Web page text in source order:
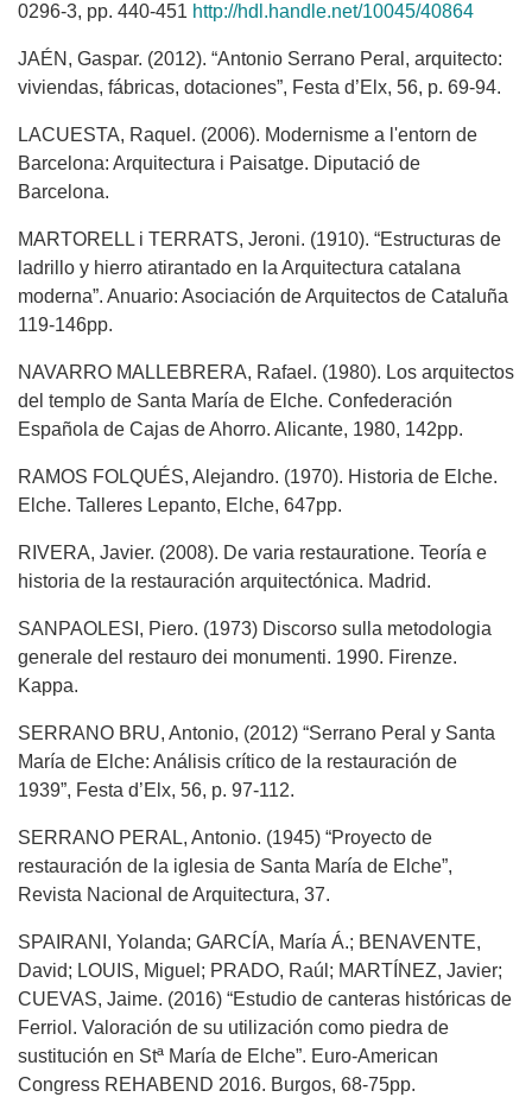
0296-3, pp. 440-451 http://hdl.handle.net/10045/40864
JAÉN, Gaspar. (2012). “Antonio Serrano Peral, arquitecto:
viviendas, fábricas, dotaciones”, Festa d’Elx, 56, p. 69-94.
LACUESTA, Raquel. (2006). Modernisme a l'entorn de
Barcelona: Arquitectura i Paisatge. Diputació de
Barcelona.
MARTORELL i TERRATS, Jeroni. (1910). “Estructuras de
ladrillo y hierro atirantado en la Arquitectura catalana
moderna”. Anuario: Asociación de Arquitectos de Cataluña
119-146pp.
NAVARRO MALLEBRERA, Rafael. (1980). Los arquitectos
del templo de Santa María de Elche. Confederación
Española de Cajas de Ahorro. Alicante, 1980, 142pp.
RAMOS FOLQUÉS, Alejandro. (1970). Historia de Elche.
Elche. Talleres Lepanto, Elche, 647pp.
RIVERA, Javier. (2008). De varia restauratione. Teoría e
historia de la restauración arquitectónica. Madrid.
SANPAOLESI, Piero. (1973) Discorso sulla metodologia
generale del restauro dei monumenti. 1990. Firenze.
Kappa.
SERRANO BRU, Antonio, (2012) “Serrano Peral y Santa
María de Elche: Análisis crítico de la restauración de
1939”, Festa d’Elx, 56, p. 97-112.
SERRANO PERAL, Antonio. (1945) “Proyecto de
restauración de la iglesia de Santa María de Elche”,
Revista Nacional de Arquitectura, 37.
SPAIRANI, Yolanda; GARCÍA, María Á.; BENAVENTE,
David; LOUIS, Miguel; PRADO, Raúl; MARTÍNEZ, Javier;
CUEVAS, Jaime. (2016) “Estudio de canteras históricas de
Ferriol. Valoración de su utilización como piedra de
sustitución en Stª María de Elche”. Euro-American
Congress REHABEND 2016. Burgos, 68-75pp.